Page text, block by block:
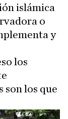
islámica
o
y
los
son los que